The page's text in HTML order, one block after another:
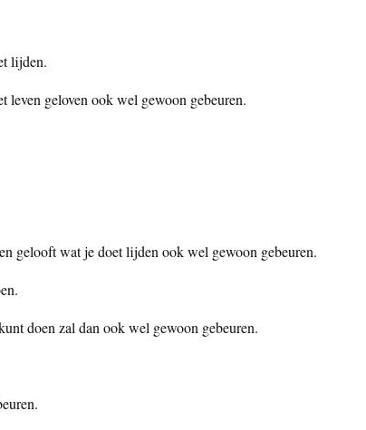
lijden.
leven geloven ook wel gewoon gebeuren.
gelooft wat je doet lijden ook wel gewoon gebeuren.
doen zal dan ook wel gewoon gebeuren.